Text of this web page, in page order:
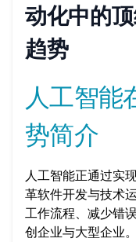
动化中的
趋势
人工智能
势简介
人工智能正通过实
革软件开发与技术
工作流程、减少错
创企业与大型企业。